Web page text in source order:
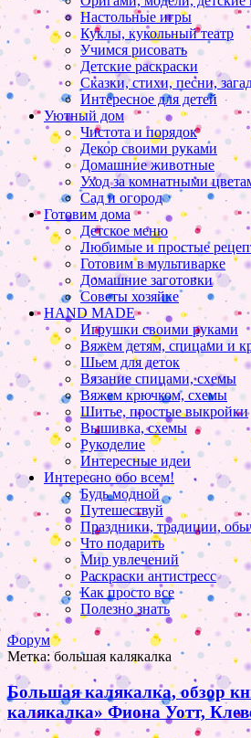
Настольные игры
Куклы, кукольный театр
Учимся рисовать
Детские раскраски
Сказки, стихи, песни,
Интересное для детей
Уютный дом
Чистота и порядок
Декор своими руками
Домашние животные
Уход за комнатными
Сад и огород
Готовим дома
Детское меню
Любимые и простые
Готовим в мультиварке
Домашние заготовки
Советы хозяйке
HAND MADE
Игрушки своими руками
Вяжем детям, спицами и
Шьем для деток
Вязание спицами, схемы
Вяжем крючком, схемы
Шитье, простые выкройки
Вышивка, схемы
Рукоделие
Интересные идеи
Интересно обо всем!
Будь модной
Путешествуй
Праздники, традиции,
Что подарить
Мир увлечений
Раскраски антистресс
Как просто все
Полезно знать
Форум
Метка:большая калякалка
Большая калякалка, обзор
калякалка» Фиона Уотт,